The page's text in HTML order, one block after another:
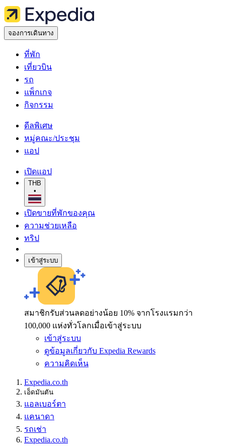
จองการเดินทาง
ที่พัก
เที่ยวบิน
รถ
แพ็กเกจ
กิจกรรม
ดีลพิเศษ
หมู่คณะ/ประชุม
แอป
เปิดแอป
THB
•
เปิดขายที่พักของคุณ
ความช่วยเหลือ
ทริป
เข้าสู่ระบบ
สมาชิกรับส่วนลดอย่างน้อย 10% จากโรงแรมกว่า
100,000 แห่งทั่วโลกเมื่อเข้าสู่ระบบ
เข้าสู่ระบบ
ดูข้อมูลเกี่ยวกับ Expedia Rewards
ความคิดเห็น
Expedia.co.th
เอ็ดมันตัน
แอลเบอร์ตา
แคนาดา
รถเช่า
Expedia.co.th